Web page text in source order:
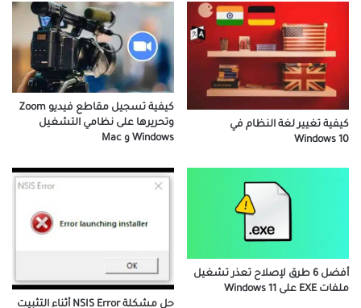
كيفية تغيير لغة النظام في
Windows 10
كيفية تسجيل مقاطع فيديو Zoom
وتحريرها على نظامي التشغيل
Windows و Mac
أفضل 6 طرق لإصلاح تعذر تشغيل
ملفات EXE على Windows 11
حل مشكلة NSIS Error أثناء التثبيت